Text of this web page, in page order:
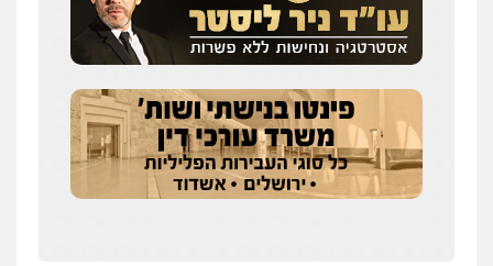
עו"ד זוהר ארבל
פלילי פשיעה חמורה מעצרים וחקירות
קטינים
עו"ד אסף דוק
פלילי עבירות מין סמים והימורים פשיעה
חמורה חקירות ומעצרים צווארון לבן והונאה
0526885006